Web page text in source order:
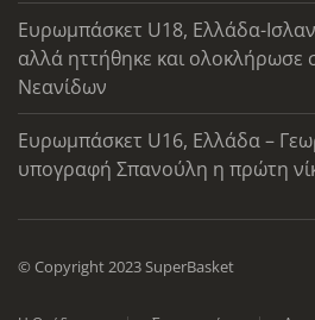
Ευρωμπάσκετ U18, Ελλάδα-
αλλά ηττήθηκε και ολοκλήρωσε
Νεανίδων
Ευρωμπάσκετ U16, Ελλάδα –
υπογραφή Σπανούλη η πρώτη
© Copyright 2023 SuperBasket